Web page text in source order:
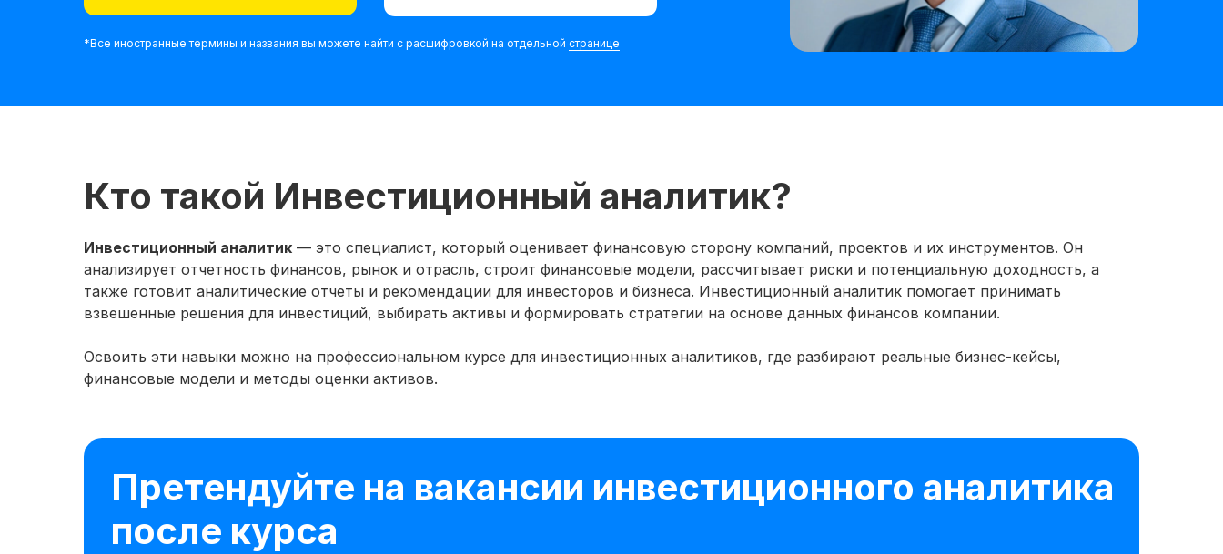
*Все иностранные термины и названия вы можете найти с расшифровкой на отдельной странице
Кто такой Инвестиционный аналитик?
Инвестиционный аналитик — это специалист, который оценивает финансовую сторону компаний, проектов и их инструментов. Он
анализирует отчетность финансов, рынок и отрасль, строит финансовые модели, рассчитывает риски и потенциальную доходность, а
также готовит аналитические отчеты и рекомендации для инвесторов и бизнеса. Инвестиционный аналитик помогает принимать
взвешенные решения для инвестиций, выбирать активы и формировать стратегии на основе данных финансов компании.
Освоить эти навыки можно на профессиональном курсе для инвестиционных аналитиков, где разбирают реальные бизнес-кейсы,
финансовые модели и методы оценки активов.
Претендуйте на вакансии инвестиционного аналитика
после курса